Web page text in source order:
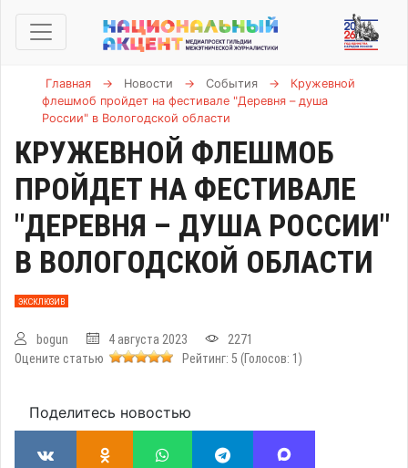
Главная → Новости → События →
Кружевной
флешмоб пройдет на фестивале "Деревня – душа
России" в Вологодской области
КРУЖЕВНОЙ ФЛЕШМОБ
ПРОЙДЕТ НА ФЕСТИВАЛЕ
"ДЕРЕВНЯ – ДУША РОССИИ"
В ВОЛОГОДСКОЙ ОБЛАСТИ
ЭКСКЛЮЗИВ
bogun 4 августа 2023
2271
Оцените статью
Рейтинг: 5 (Голосов: 1 )
Поделитесь новостью